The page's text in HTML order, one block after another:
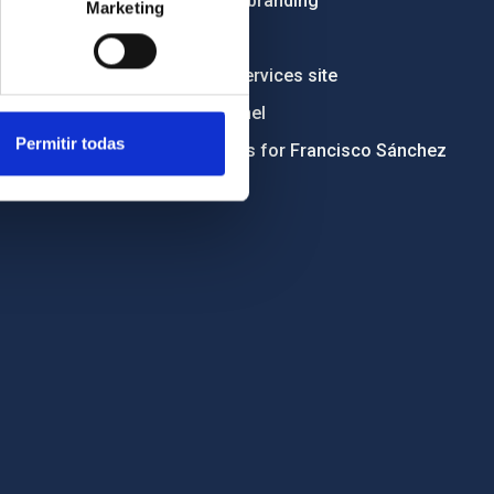
Marketing
Permitir todas
RSS
Electronic services site
Ethics channel
Condolences for Francisco Sánchez